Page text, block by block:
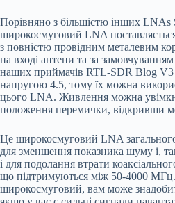
Порівняно з більшістю інших
широкосмуговий LNA
з повністю провідним металевим
на вході антени та за
наших приймачів RTL-SDR Blog V3
напругою 4.5, тому їх можна
цього LNA. Живлення можна
положення перемички, відкривши
Це широкосмуговий LNA
для зменшення показника шуму і,
і для подолання втрати
що підтримуються між 50-4000 МГц.
широкосмуговий, вам може